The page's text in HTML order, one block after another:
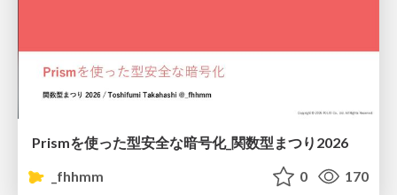
Prismを使った型安全な暗号化_関数型まつり2026
_fhhmm
0 170